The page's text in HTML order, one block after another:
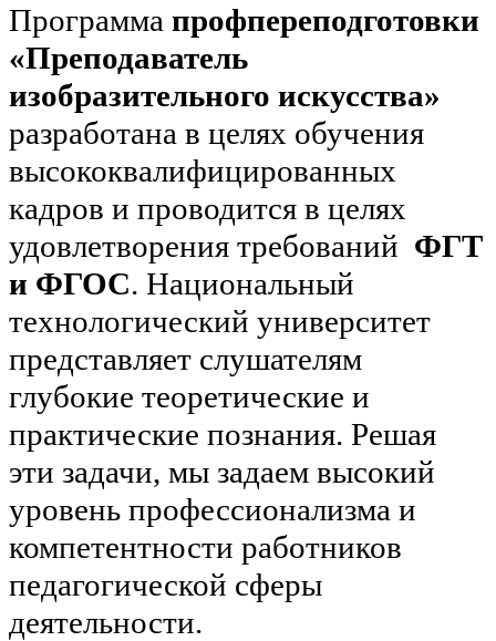
Программа профпереподготовки
«Преподаватель
изобразительного искусства»
разработана в целях обучения
высококвалифицированных
кадров и проводится в целях
удовлетворения требований ФГТ
и ФГОС. Национальный
технологический университет
представляет слушателям
глубокие теоретические и
практические познания. Решая
эти задачи, мы задаем высокий
уровень профессионализма и
компетентности работников
педагогической сферы
деятельности.